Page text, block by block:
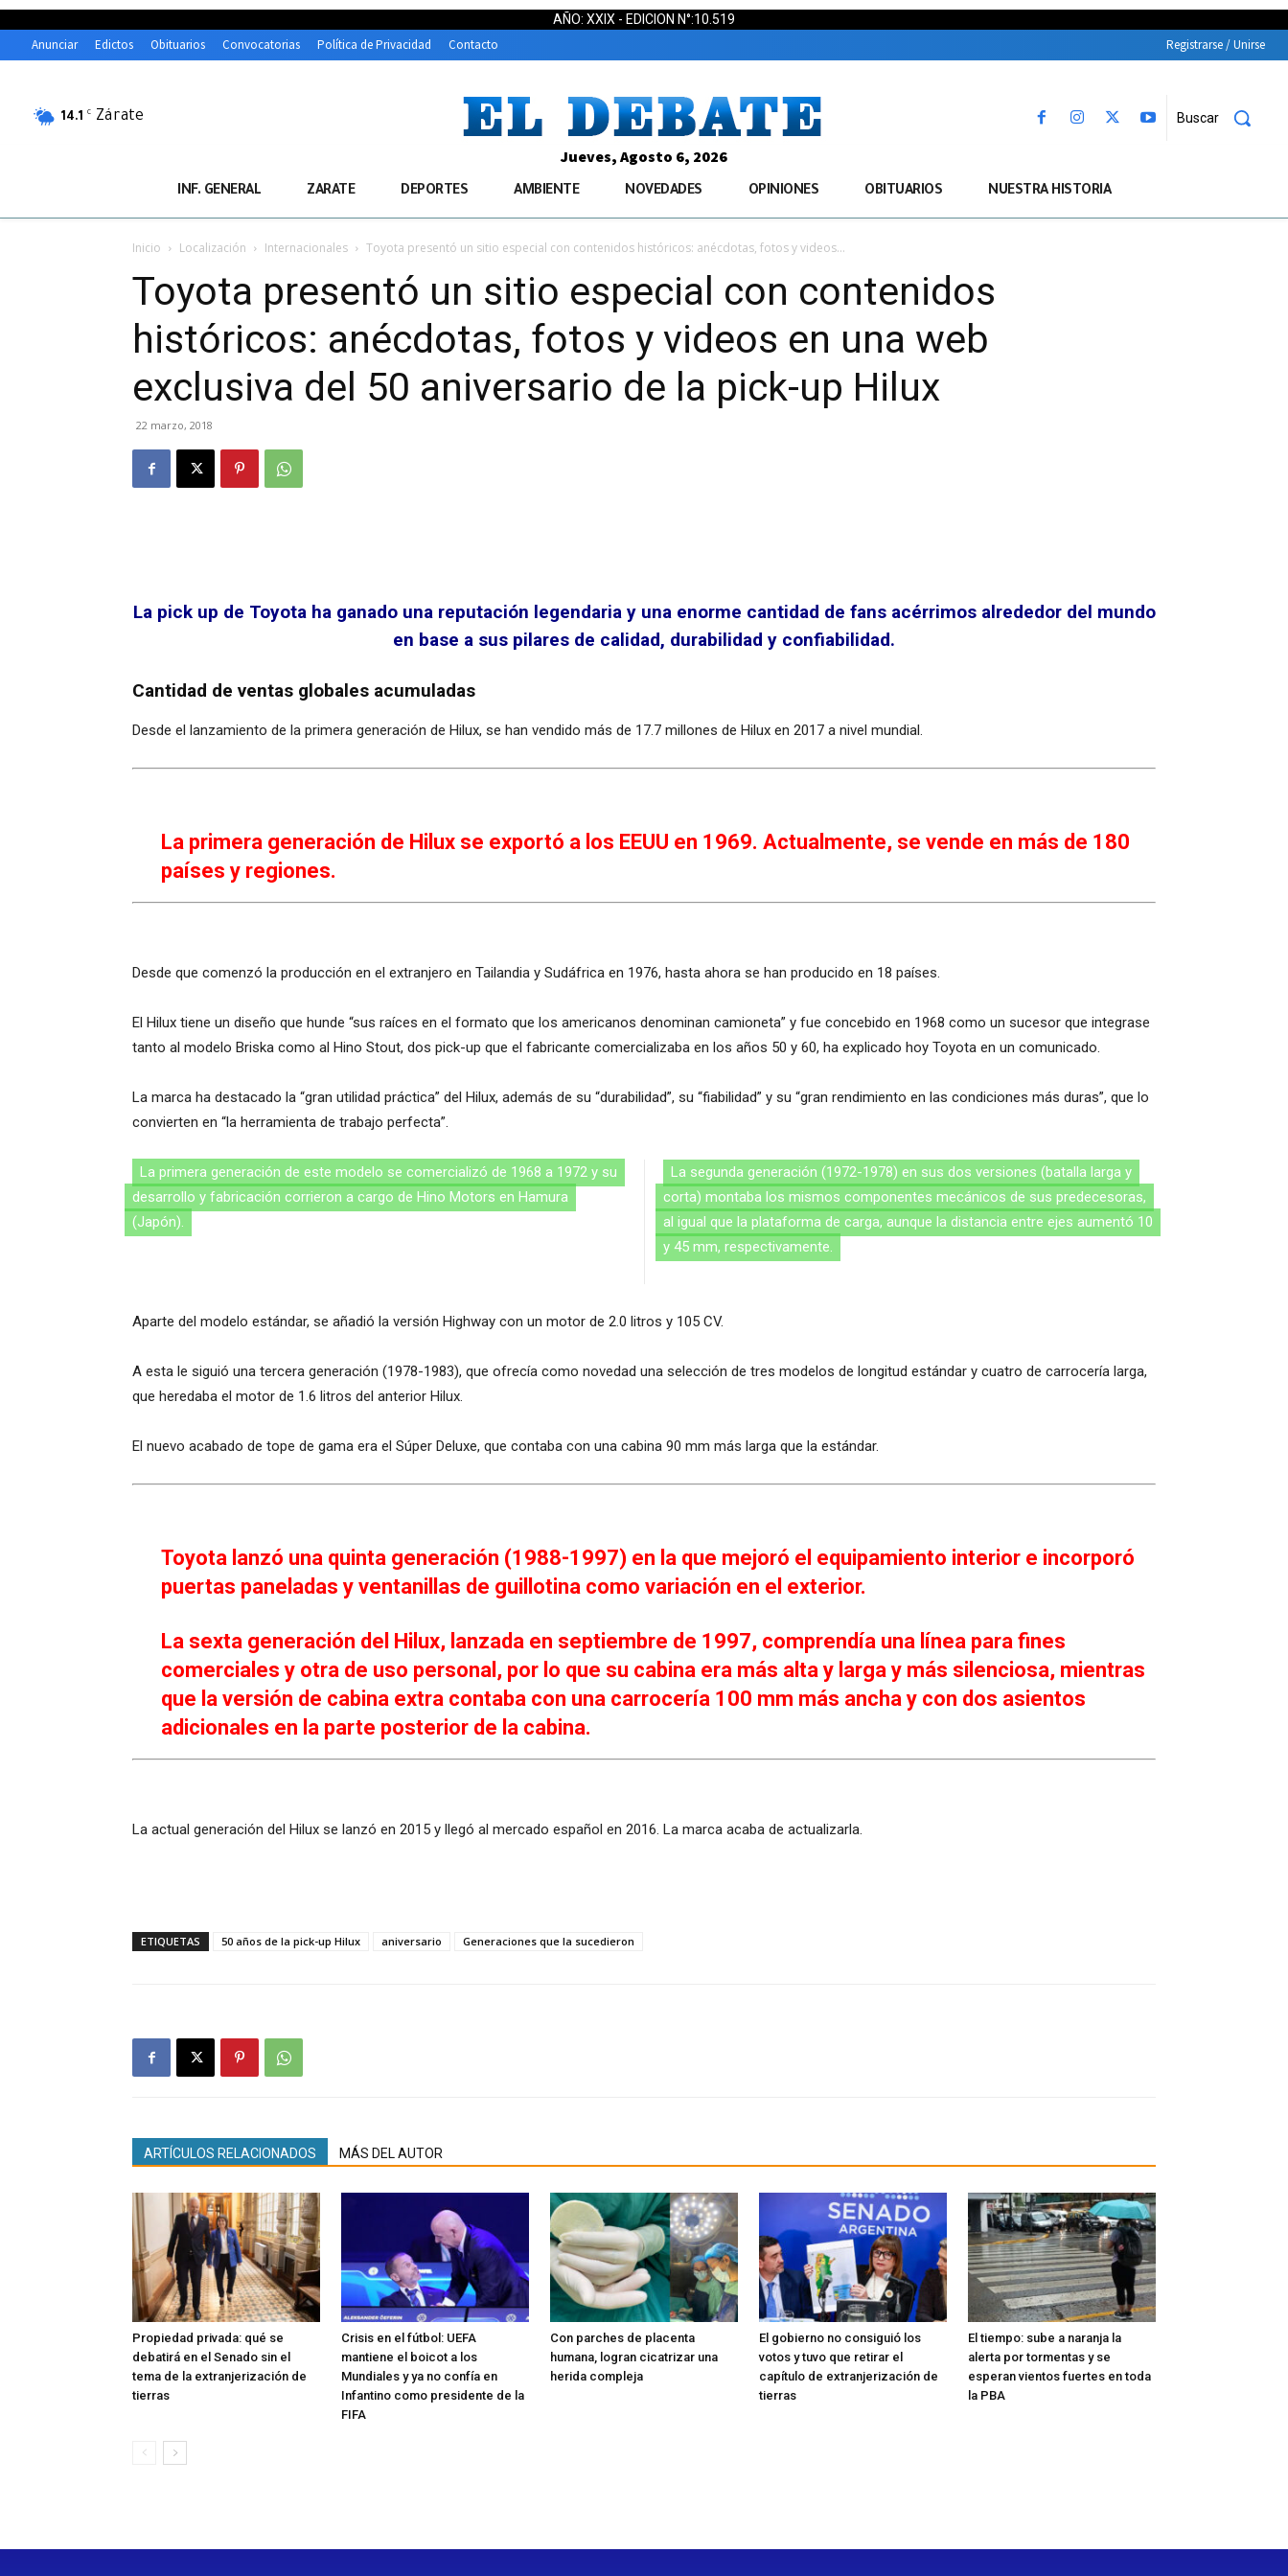
AÑO: XXIX - EDICION N°:10.519
Anunciar Edictos Obituarios Convocatorias Política de Privacidad Contacto Registrarse / Unirse
14.1 C Zárate Buscar
Jueves, Agosto 6, 2026
INF. GENERAL ZARATE DEPORTES AMBIENTE NOVEDADES OPINIONES OBITUARIOS NUESTRA HISTORIA
Inicio Localización Internacionales Toyota presentó un sitio especial con contenidos históricos: anécdotas, fotos y videos...
Toyota presentó un sitio especial con contenidos
históricos: anécdotas, fotos y videos en una web
exclusiva del 50 aniversario de la pick-up Hilux
22 marzo, 2018
La pick up de Toyota ha ganado una reputación legendaria y una enorme cantidad de fans acérrimos alrededor del mundo
en base a sus pilares de calidad, durabilidad y confiabilidad.
Cantidad de ventas globales acumuladas
Desde el lanzamiento de la primera generación de Hilux, se han vendido más de 17.7 millones de Hilux en 2017 a nivel mundial.
La primera generación de Hilux se exportó a los EEUU en 1969. Actualmente, se vende en más de 180
países y regiones.
Desde que comenzó la producción en el extranjero en Tailandia y Sudáfrica en 1976, hasta ahora se han producido en 18 países.
El Hilux tiene un diseño que hunde “sus raíces en el formato que los americanos denominan camioneta” y fue concebido en 1968 como un sucesor que integrase
tanto al modelo Briska como al Hino Stout, dos pick-up que el fabricante comercializaba en los años 50 y 60, ha explicado hoy Toyota en un comunicado.
La marca ha destacado la “gran utilidad práctica” del Hilux, además de su “durabilidad”, su “fiabilidad” y su “gran rendimiento en las condiciones más duras”, que lo
convierten en “la herramienta de trabajo perfecta”.
La primera generación de este modelo se comercializó de 1968 a 1972 y su
desarrollo y fabricación corrieron a cargo de Hino Motors en Hamura
(Japón).
La segunda generación (1972-1978) en sus dos versiones (batalla larga y
corta) montaba los mismos componentes mecánicos de sus predecesoras,
al igual que la plataforma de carga, aunque la distancia entre ejes aumentó 10
y 45 mm, respectivamente.
Aparte del modelo estándar, se añadió la versión Highway con un motor de 2.0 litros y 105 CV.
A esta le siguió una tercera generación (1978-1983), que ofrecía como novedad una selección de tres modelos de longitud estándar y cuatro de carrocería larga,
que heredaba el motor de 1.6 litros del anterior Hilux.
El nuevo acabado de tope de gama era el Súper Deluxe, que contaba con una cabina 90 mm más larga que la estándar.
Toyota lanzó una quinta generación (1988-1997) en la que mejoró el equipamiento interior e incorporó
puertas paneladas y ventanillas de guillotina como variación en el exterior.
La sexta generación del Hilux, lanzada en septiembre de 1997, comprendía una línea para fines
comerciales y otra de uso personal, por lo que su cabina era más alta y larga y más silenciosa, mientras
que la versión de cabina extra contaba con una carrocería 100 mm más ancha y con dos asientos
adicionales en la parte posterior de la cabina.
La actual generación del Hilux se lanzó en 2015 y llegó al mercado español en 2016. La marca acaba de actualizarla.
ETIQUETAS 50 años de la pick-up Hilux aniversario Generaciones que la sucedieron
ARTÍCULOS RELACIONADOS MÁS DEL AUTOR
Propiedad privada: qué se
debatirá en el Senado sin el
tema de la extranjerización de
tierras
Crisis en el fútbol: UEFA
mantiene el boicot a los
Mundiales y ya no confía en
Infantino como presidente de la
FIFA
Con parches de placenta
humana, logran cicatrizar una
herida compleja
El gobierno no consiguió los
votos y tuvo que retirar el
capítulo de extranjerización de
tierras
El tiempo: sube a naranja la
alerta por tormentas y se
esperan vientos fuertes en toda
la PBA